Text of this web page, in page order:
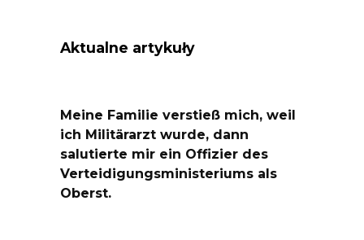
Aktualne artykuły
Meine Familie verstieß mich, weil
ich Militärarzt wurde, dann
salutierte mir ein Offizier des
Verteidigungsministeriums als
Oberst.